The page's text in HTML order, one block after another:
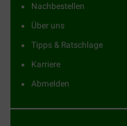
Nachbestellen
Über uns
Tipps & Ratschlage
Karriere
Abmelden